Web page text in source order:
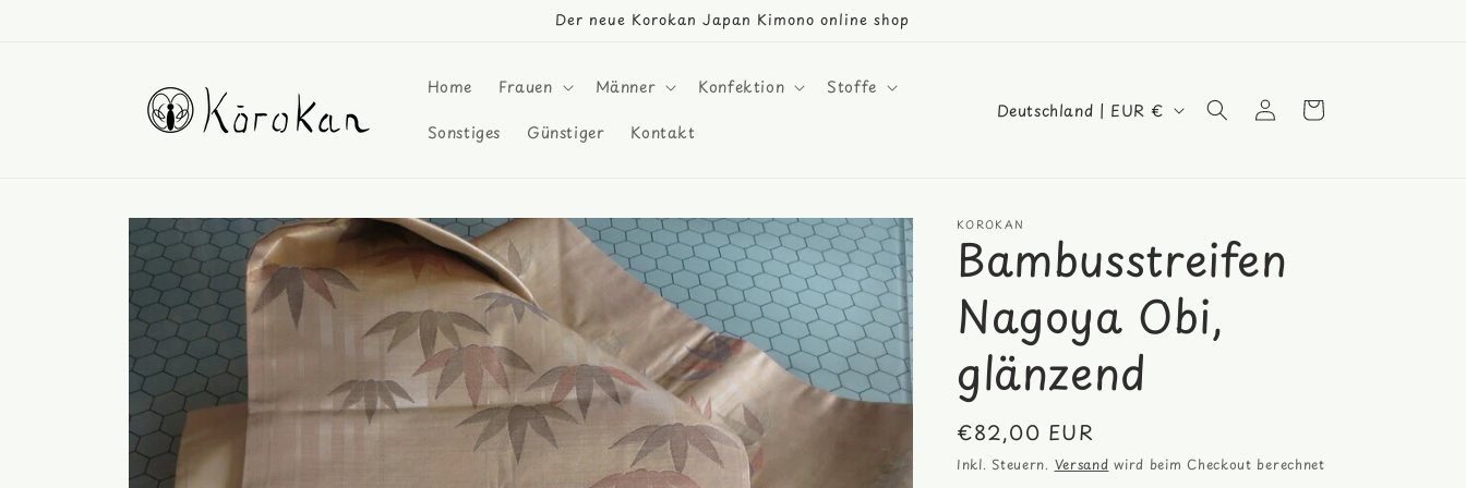
Der neue Korokan Japan Kimono online shop
Home Frauen Männer Konfektion
Stoffe
Sonstiges
Günstiger Kontakt
L
/
R
e
g
i
n
Deutschland | EUR € EinloggenWarenkorb
Produktinformationen
springen
KOROKAN
Bambusstreifen
Nagoya Obi,
glänzend
Normaler
Preis
€82,00 EUR
Inkl. Steuern. Versand wird beim Checkout berechnet